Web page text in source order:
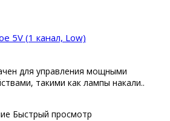
5V (1 канал, Low)
для управления мощными
такими как лампы накали..
Быстрый просмотр